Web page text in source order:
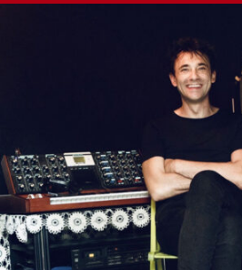
THEATERPÄDAGOGIK ÖFFNEN